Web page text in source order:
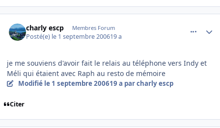
charly escp Membres Forum
Posté(e) le 1 septembre 200619 a
je me souviens d'avoir fait le relais au téléphone vers Indy et
Méli qui étaient avec Raph au resto de mémoire
Modifié le 1 septembre 200619 a par charly escp
Citer